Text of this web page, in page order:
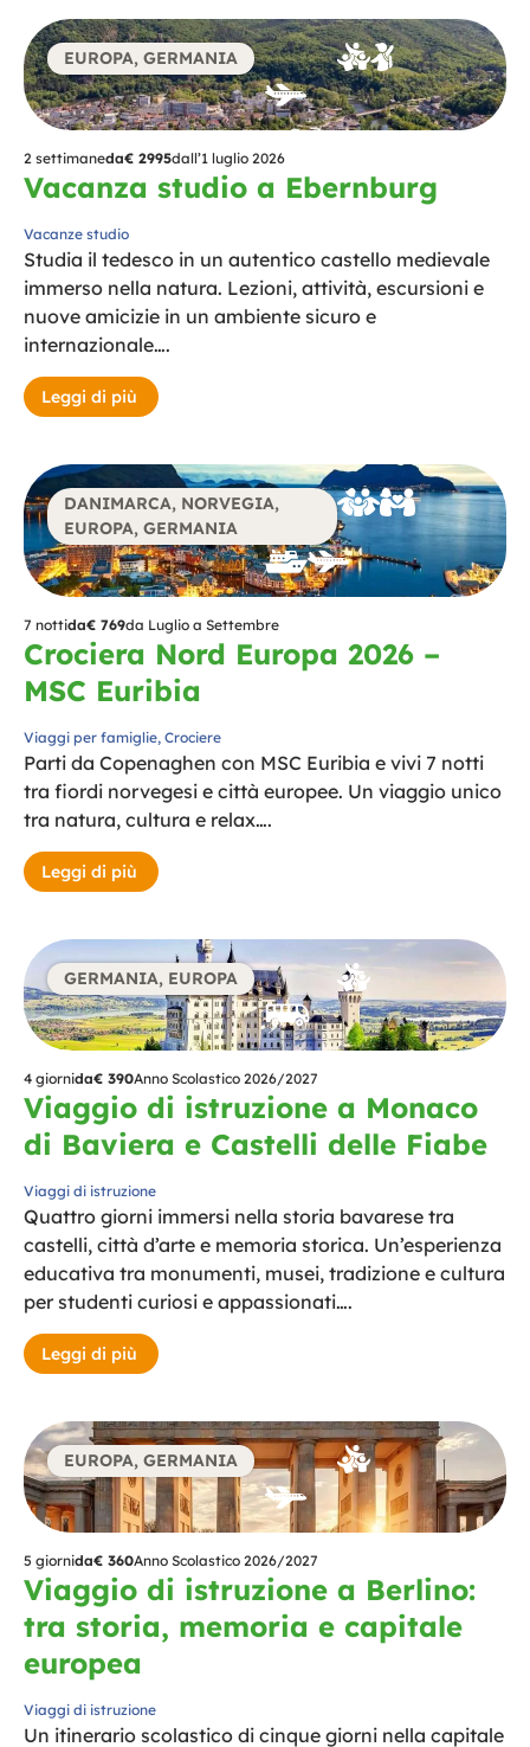
EUROPA, GERMANIA
2 settimaneda€ 2995dall’1 luglio 2026
Vacanza studio a Ebernburg
Vacanze studio
Studia il tedesco in un autentico castello medievale
immerso nella natura. Lezioni, attività, escursioni e
nuove amicizie in un ambiente sicuro e
internazionale….
Leggi di più
DANIMARCA, NORVEGIA,
EUROPA, GERMANIA
7 nottida€ 769da Luglio a Settembre
Crociera Nord Europa 2026 –
MSC Euribia
Viaggi per famiglie, Crociere
Parti da Copenaghen con MSC Euribia e vivi 7 notti
tra fiordi norvegesi e città europee. Un viaggio unico
tra natura, cultura e relax….
Leggi di più
GERMANIA, EUROPA
4 giornida€ 390Anno Scolastico 2026/2027
Viaggio di istruzione a Monaco
di Baviera e Castelli delle Fiabe
Viaggi di istruzione
Quattro giorni immersi nella storia bavarese tra
castelli, città d’arte e memoria storica. Un’esperienza
educativa tra monumenti, musei, tradizione e cultura
per studenti curiosi e appassionati….
Leggi di più
EUROPA, GERMANIA
5 giornida€ 360Anno Scolastico 2026/2027
Viaggio di istruzione a Berlino:
tra storia, memoria e capitale
europea
Viaggi di istruzione
Un itinerario scolastico di cinque giorni nella capitale